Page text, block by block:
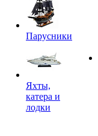
Парусники
Яхты,
катера и
лодки